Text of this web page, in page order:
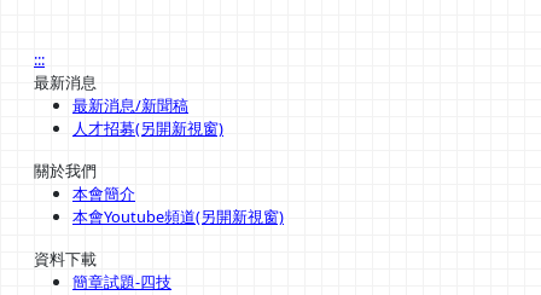
:::
最新消息
最新消息/新聞稿
人才招募(另開新視窗)
關於我們
本會簡介
本會Youtube頻道(另開新視窗)
資料下載
簡章試題-四技